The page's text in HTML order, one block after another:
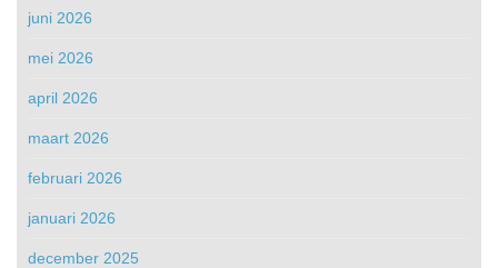
juni 2026
mei 2026
april 2026
maart 2026
februari 2026
januari 2026
december 2025